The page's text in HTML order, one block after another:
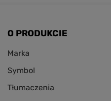
O PRODUKCIE
Marka
Symbol
Tłumaczenia